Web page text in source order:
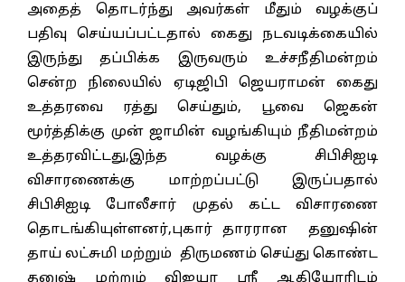
அதைத் தொடர்ந்து அவர்கள் மீதும் வழக்குப்
பதிவு செய்யப்பட்டதால் கைது நடவடிக்கையில்
இருந்து தப்பிக்க இருவரும் உச்சநீதிமன்றம்
சென்ற நிலையில் ஏடிஜிபி ஜெயராமன் கைது
உத்தரவை ரத்து செய்தும், பூவை ஜெகன்
மூர்த்திக்கு முன் ஜாமின் வழங்கியும் நீதிமன்றம்
உத்தரவிட்டது,இந்த வழக்கு சிபிசிஐடி
விசாரணைக்கு மாற்றப்பட்டு இருப்பதால்
சிபிசிஐடி போலீசார் முதல் கட்ட விசாரணை
தொடங்கியுள்ளனர்,புகார் தாரரான தனுஷின்
தாய் லட்சுமி மற்றும் திருமணம் செய்து கொண்ட